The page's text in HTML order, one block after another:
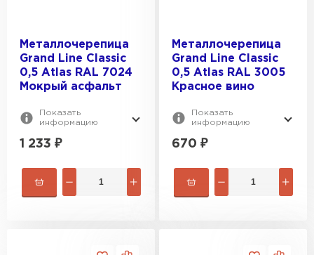
Металлочерепица
Grand Line Classic
0,5 Atlas RAL 7024
Мокрый асфальт
Показать
информацию
1 233 ₽
Металлочерепица
Grand Line Classic
0,5 Atlas RAL 3005
Красное вино
Показать
информацию
670 ₽